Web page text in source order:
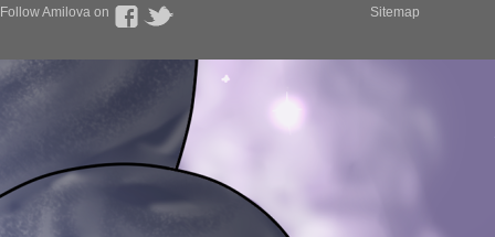
Follow Amilova on Sitemap